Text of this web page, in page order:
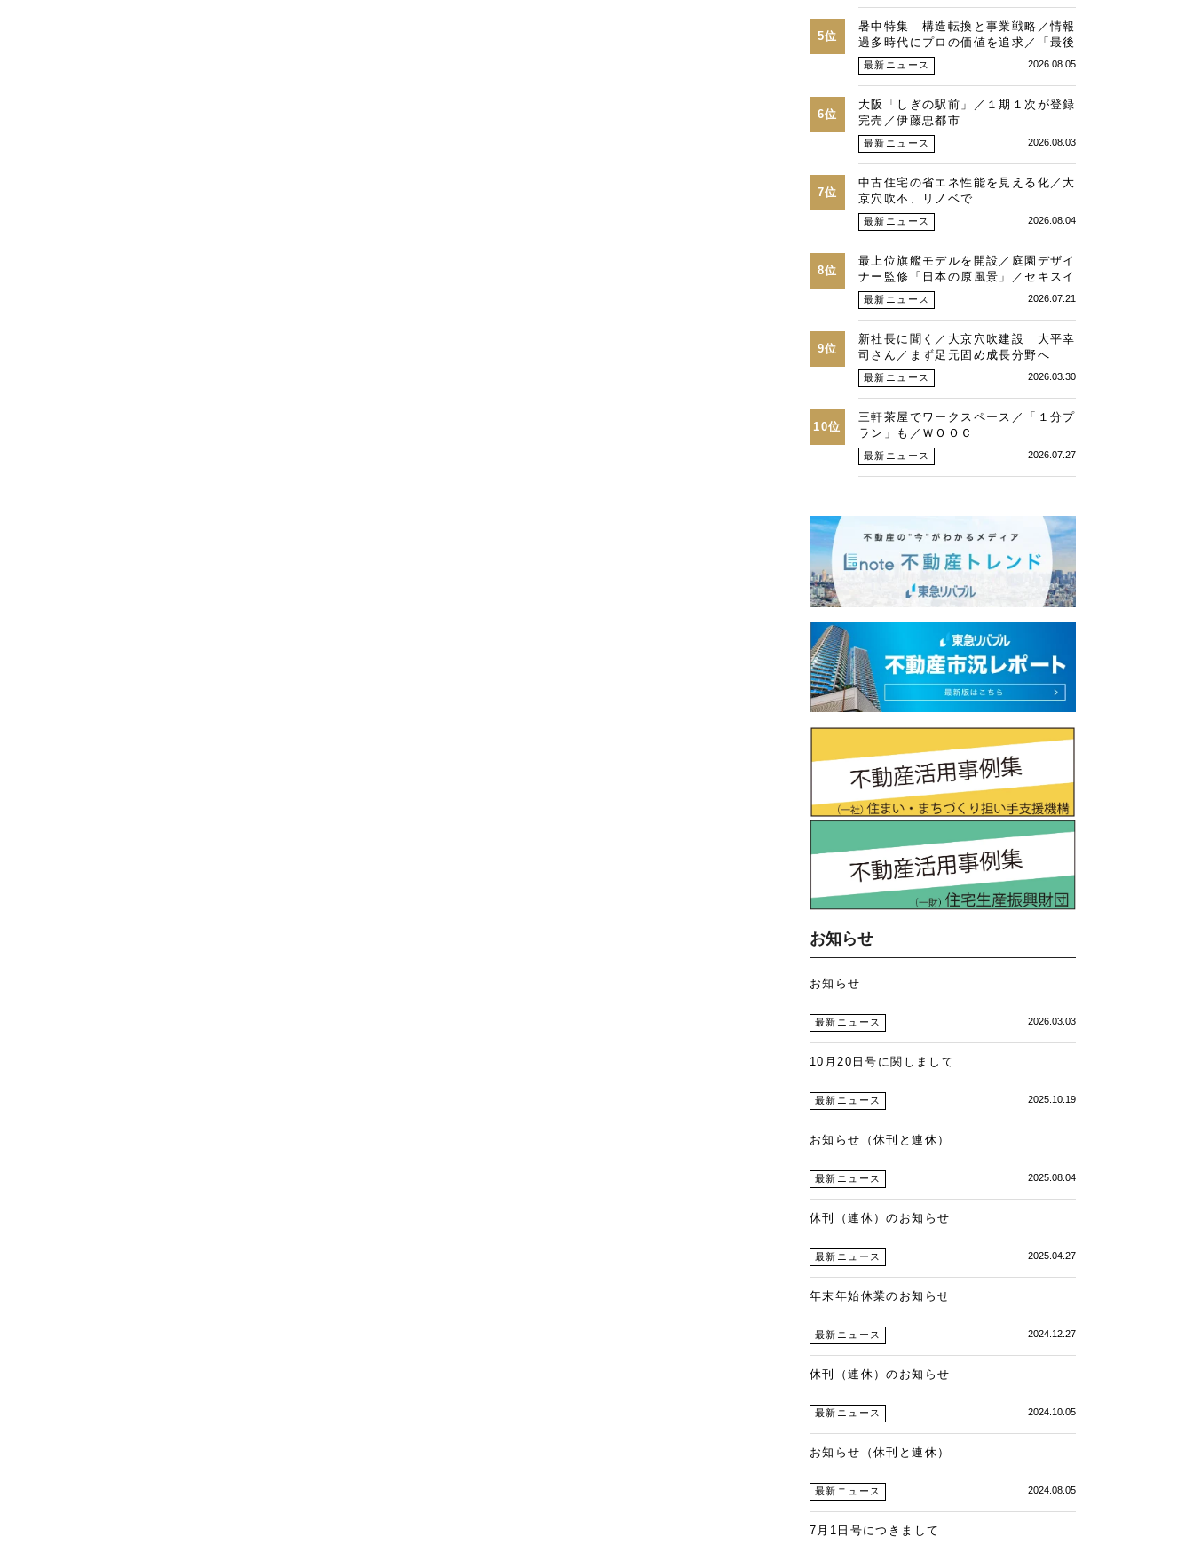
5位
暑中特集 構造転換と事業戦略／情報
過多時代にプロの価値を追求／「最後
は人と人との繋がり」／湾岸・都心エ
リアの潮目を注視／“リパーク”次世代
展開／三井不動産リアルティ／児玉光
博社長に聞く
最新ニュース 2026.08.05
6位
大阪「しぎの駅前」／１期１次が登録
完売／伊藤忠都市
最新ニュース 2026.08.03
7位
中古住宅の省エネ性能を見える化／大
京穴吹不、リノベで
最新ニュース 2026.08.04
8位
最上位旗艦モデルを開設／庭園デザイ
ナー監修「日本の原風景」／セキスイ
ハイムが福岡県で
最新ニュース 2026.07.21
9位
新社長に聞く／大京穴吹建設 大平幸
司さん／まず足元固め成長分野へ
最新ニュース 2026.03.30
10位
三軒茶屋でワークスペース／「１分プ
ラン」も／ＷＯＯＣ
最新ニュース 2026.07.27
お知らせ
お知らせ
最新ニュース 2026.03.03
10月20日号に関しまして
最新ニュース 2025.10.19
お知らせ（休刊と連休）
最新ニュース 2025.08.04
休刊（連休）のお知らせ
最新ニュース 2025.04.27
年末年始休業のお知らせ
最新ニュース 2024.12.27
休刊（連休）のお知らせ
最新ニュース 2024.10.05
お知らせ（休刊と連休）
最新ニュース 2024.08.05
7月1日号につきまして